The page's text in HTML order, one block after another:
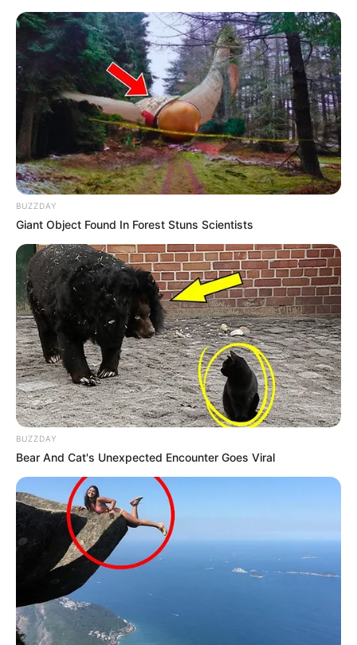
BUZZDAY
Giant Object Found In Forest Stuns Scientists
BUZZDAY
Bear And Cat's Unexpected Encounter Goes Viral